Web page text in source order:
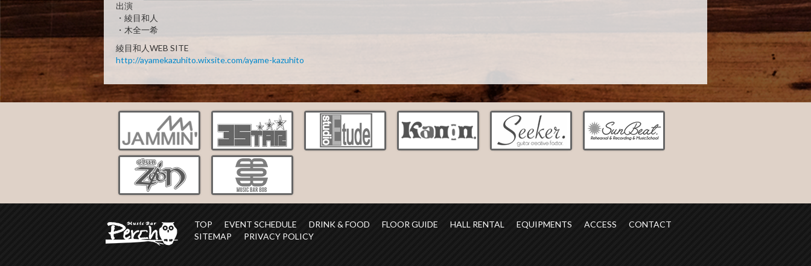
出演
・綾目和人
・木全一希
綾目和人WEB SITE
http://ayamekazuhito.wixsite.com/ayame-kazuhito
TOP EVENT SCHEDULE DRINK & FOOD FLOOR GUIDE HALL RENTAL EQUIPMENTS ACCESS
CONTACT
SITEMAP
PRIVACY POLICY